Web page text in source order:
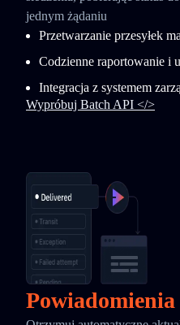
jednym żądaniu
Przetwarzanie przesyłek
Codzienne raportowanie i
Integracja z systemem
Wypróbuj Batch API </>